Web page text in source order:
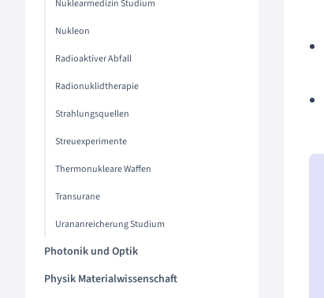
Nuklearmedizin Studium
Nukleon
Radioaktiver Abfall
Radionuklidtherapie
Strahlungsquellen
Streuexperimente
Thermonukleare Waffen
Transurane
Urananreicherung Studium
Photonik und Optik
Physik Materialwissenschaft